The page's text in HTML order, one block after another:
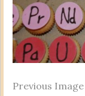
Previous Image